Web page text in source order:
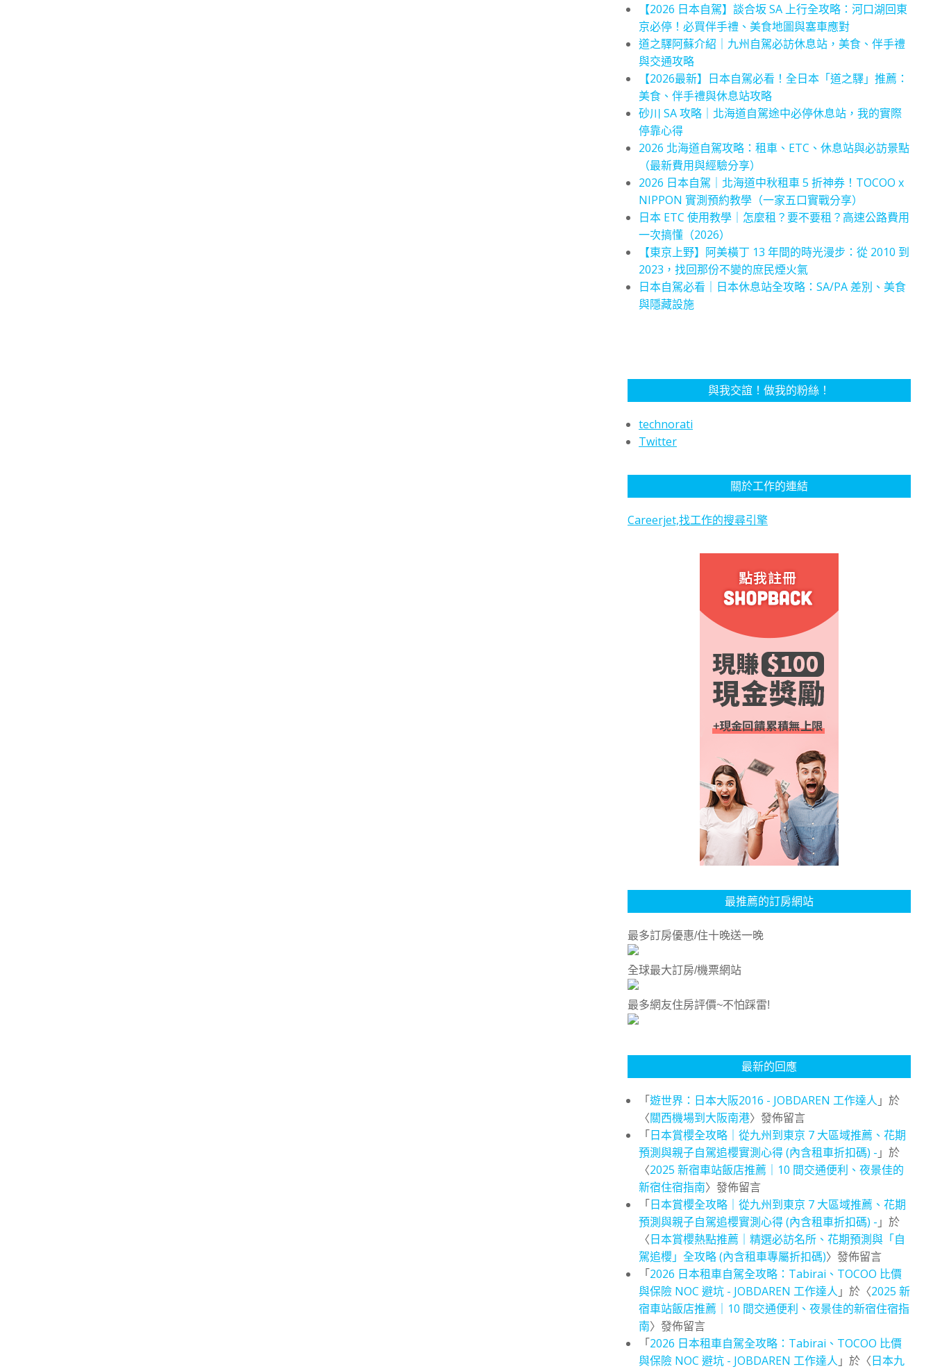
【2026 日本自駕】談合坂 SA 上行全攻略：河口湖回東
京必停！必買伴手禮、美食地圖與塞車應對
道之驛阿蘇介紹｜九州自駕必訪休息站，美食、伴手禮
與交通攻略
【2026最新】日本自駕必看！全日本「道之驛」推薦：
美食、伴手禮與休息站攻略
砂川 SA 攻略｜北海道自駕途中必停休息站，我的實際
停靠心得
2026 北海道自駕攻略：租車、ETC、休息站與必訪景點
（最新費用與經驗分享）
2026 日本自駕｜北海道中秋租車 5 折神券！TOCOO x
NIPPON 實測預約教學（一家五口實戰分享）
日本 ETC 使用教學｜怎麼租？要不要租？高速公路費用
一次搞懂（2026）
【東京上野】阿美橫丁 13 年間的時光漫步：從 2010 到
2023，找回那份不變的庶民煙火氣
日本自駕必看｜日本休息站全攻略：SA/PA 差別、美食
與隱藏設施
與我交誼！做我的粉絲！
technorati
Twitter
關於工作的連結
Careerjet,找工作的搜尋引擎
最推薦的訂房網站
最多訂房優惠/住十晚送一晚
全球最大訂房/機票網站
最多網友住房評價~不怕踩雷!
最新的回應
「遊世界：日本大阪2016 - JOBDAREN 工作達人 」於
〈關西機場到大阪南港〉發佈留言
「日本賞櫻全攻略｜從九州到東京 7 大區域推薦、花期
預測與親子自駕追櫻實測心得 (內含租車折扣碼) - 」於
〈2025 新宿車站飯店推薦｜10 間交通便利、夜景佳的
新宿住宿指南〉發佈留言
「日本賞櫻全攻略｜從九州到東京 7 大區域推薦、花期
預測與親子自駕追櫻實測心得 (內含租車折扣碼) - 」於
〈日本賞櫻熱點推薦｜精選必訪名所、花期預測與「自
駕追櫻」全攻略 (內含租車專屬折扣碼)〉發佈留言
「2026 日本租車自駕全攻略：Tabirai、TOCOO 比價
與保險 NOC 避坑 - JOBDAREN 工作達人 」於〈2025 新
宿車站飯店推薦｜10 間交通便利、夜景佳的新宿住宿指
南〉發佈留言
「2026 日本租車自駕全攻略：Tabirai、TOCOO 比價
與保險 NOC 避坑 - JOBDAREN 工作達人 」於〈日本九